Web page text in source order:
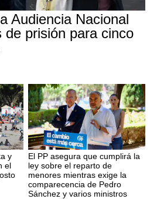
Audiencia Nacional
de prisión para cinco
y
el
El PP asegura que cumplirá la
ley sobre el reparto de
menores mientras exige la
comparecencia de Pedro
Sánchez y varios ministros